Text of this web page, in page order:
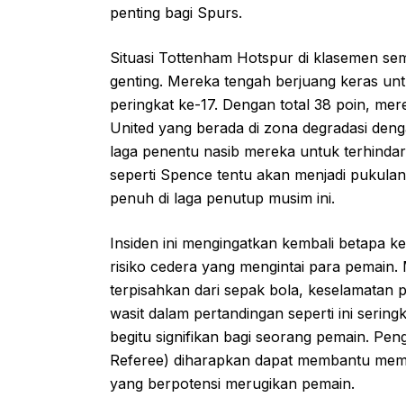
penting bagi Spurs.
Situasi Tottenham Hotspur di klasemen
genting. Mereka tengah berjuang keras
peringkat ke-17. Dengan total 38 poin,
United yang berada di zona degradasi
laga penentu nasib mereka untuk
seperti Spence tentu akan menjadi
penuh di laga penutup musim ini.
Insiden ini mengingatkan kembali betapa
risiko cedera yang mengintai para
terpisahkan dari sepak bola, keselamatan
wasit dalam pertandingan seperti ini
begitu signifikan bagi seorang pemain.
Referee) diharapkan dapat membantu
yang berpotensi merugikan pemain.